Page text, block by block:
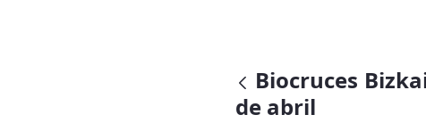
Biocruces
de abril